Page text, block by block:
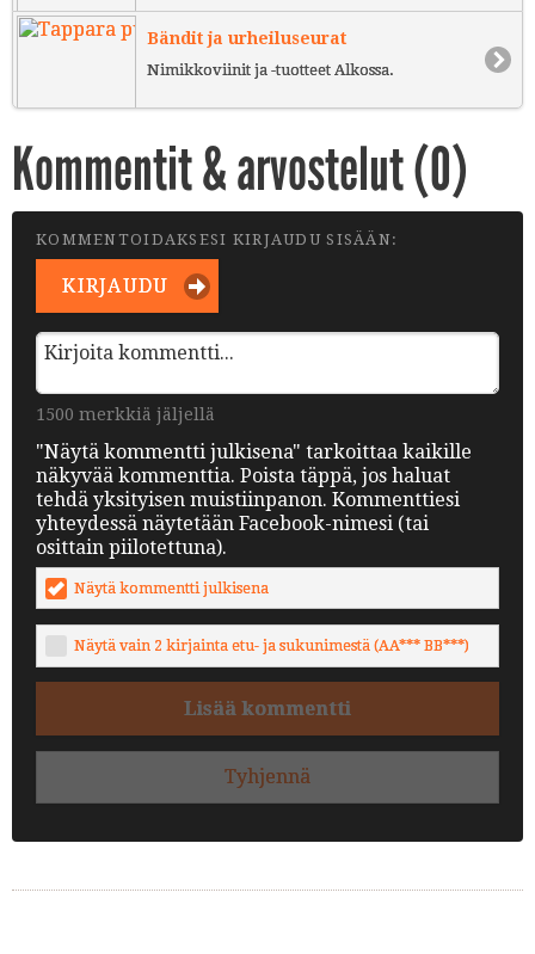
Bändit ja urheiluseurat
Nimikkoviinit ja -tuotteet Alkossa.
Kommentit & arvostelut (0)
KOMMENTOIDAKSESI KIRJAUDU SISÄÄN:
KIRJAUDU
1500 merkkiä jäljellä
"Näytä kommentti julkisena" tarkoittaa kaikille
näkyvää kommenttia. Poista täppä, jos haluat
tehdä yksityisen muistiinpanon. Kommenttiesi
yhteydessä näytetään Facebook-nimesi (tai
osittain piilotettuna).
Näytä kommentti julkisena
Näytä vain 2 kirjainta etu- ja sukunimestä (AA*** BB***)
Lisää kommentti
Tyhjennä